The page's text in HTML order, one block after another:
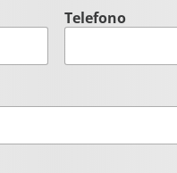
Telefono